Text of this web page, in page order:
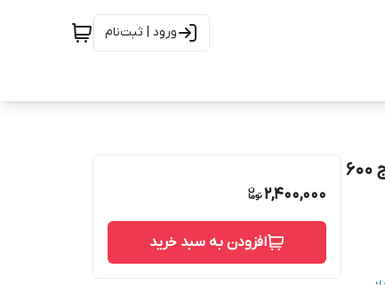
ورود | ثبت‌نام
شامپو فری سولفات ریواریچی مناسب موهای خشک و دمیج ۶۰۰
،
2,400,000
افزودن به سبد خرید